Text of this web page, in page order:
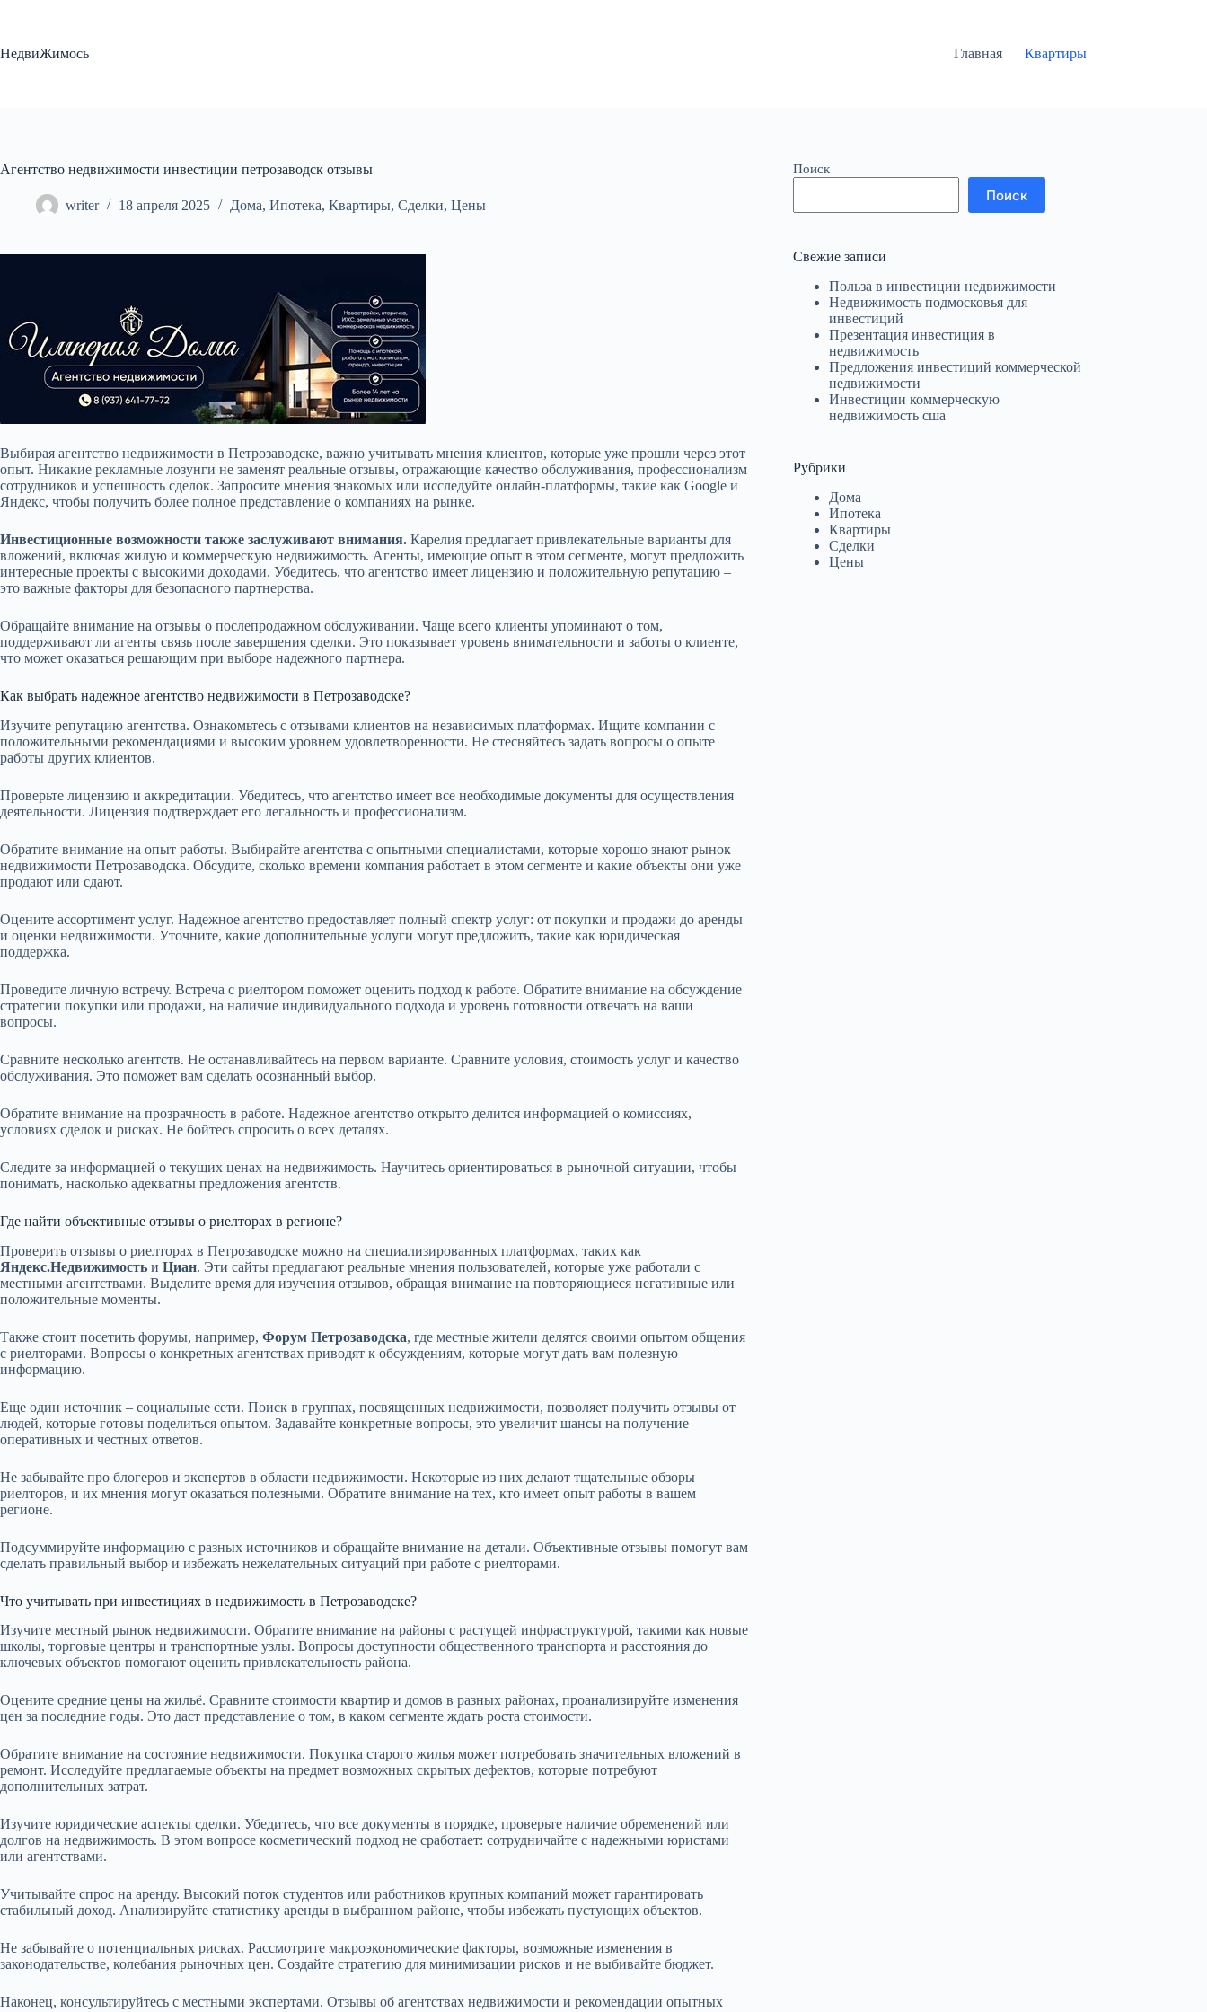
НедвиЖимось
Главная Квартиры
Агентство недвижимости инвестиции петрозаводск отзывы
writer 18 апреля 2025 Дома, Ипотека, Квартиры, Сделки, Цены
Выбирая агентство недвижимости в Петрозаводске, важно учитывать мнения клиентов, которые уже прошли через этот
опыт. Никакие рекламные лозунги не заменят реальные отзывы, отражающие качество обслуживания, профессионализм
сотрудников и успешность сделок. Запросите мнения знакомых или исследуйте онлайн-платформы, такие как Google и
Яндекс, чтобы получить более полное представление о компаниях на рынке.
Инвестиционные возможности также заслуживают внимания. Карелия предлагает привлекательные варианты для
вложений, включая жилую и коммерческую недвижимость. Агенты, имеющие опыт в этом сегменте, могут предложить
интересные проекты с высокими доходами. Убедитесь, что агентство имеет лицензию и положительную репутацию –
это важные факторы для безопасного партнерства.
Обращайте внимание на отзывы о послепродажном обслуживании. Чаще всего клиенты упоминают о том,
поддерживают ли агенты связь после завершения сделки. Это показывает уровень внимательности и заботы о клиенте,
что может оказаться решающим при выборе надежного партнера.
Как выбрать надежное агентство недвижимости в Петрозаводске?
Изучите репутацию агентства. Ознакомьтесь с отзывами клиентов на независимых платформах. Ищите компании с
положительными рекомендациями и высоким уровнем удовлетворенности. Не стесняйтесь задать вопросы о опыте
работы других клиентов.
Проверьте лицензию и аккредитации. Убедитесь, что агентство имеет все необходимые документы для осуществления
деятельности. Лицензия подтверждает его легальность и профессионализм.
Обратите внимание на опыт работы. Выбирайте агентства с опытными специалистами, которые хорошо знают рынок
недвижимости Петрозаводска. Обсудите, сколько времени компания работает в этом сегменте и какие объекты они уже
продают или сдают.
Оцените ассортимент услуг. Надежное агентство предоставляет полный спектр услуг: от покупки и продажи до аренды
и оценки недвижимости. Уточните, какие дополнительные услуги могут предложить, такие как юридическая
поддержка.
Проведите личную встречу. Встреча с риелтором поможет оценить подход к работе. Обратите внимание на обсуждение
стратегии покупки или продажи, на наличие индивидуального подхода и уровень готовности отвечать на ваши
вопросы.
Сравните несколько агентств. Не останавливайтесь на первом варианте. Сравните условия, стоимость услуг и качество
обслуживания. Это поможет вам сделать осознанный выбор.
Обратите внимание на прозрачность в работе. Надежное агентство открыто делится информацией о комиссиях,
условиях сделок и рисках. Не бойтесь спросить о всех деталях.
Следите за информацией о текущих ценах на недвижимость. Научитесь ориентироваться в рыночной ситуации, чтобы
понимать, насколько адекватны предложения агентств.
Где найти объективные отзывы о риелторах в регионе?
Проверить отзывы о риелторах в Петрозаводске можно на специализированных платформах, таких как
Яндекс.Недвижимость и Циан. Эти сайты предлагают реальные мнения пользователей, которые уже работали с
местными агентствами. Выделите время для изучения отзывов, обращая внимание на повторяющиеся негативные или
положительные моменты.
Также стоит посетить форумы, например, Форум Петрозаводска, где местные жители делятся своими опытом общения
с риелторами. Вопросы о конкретных агентствах приводят к обсуждениям, которые могут дать вам полезную
информацию.
Еще один источник – социальные сети. Поиск в группах, посвященных недвижимости, позволяет получить отзывы от
людей, которые готовы поделиться опытом. Задавайте конкретные вопросы, это увеличит шансы на получение
оперативных и честных ответов.
Не забывайте про блогеров и экспертов в области недвижимости. Некоторые из них делают тщательные обзоры
риелторов, и их мнения могут оказаться полезными. Обратите внимание на тех, кто имеет опыт работы в вашем
регионе.
Подсуммируйте информацию с разных источников и обращайте внимание на детали. Объективные отзывы помогут вам
сделать правильный выбор и избежать нежелательных ситуаций при работе с риелторами.
Что учитывать при инвестициях в недвижимость в Петрозаводске?
Изучите местный рынок недвижимости. Обратите внимание на районы с растущей инфраструктурой, такими как новые
школы, торговые центры и транспортные узлы. Вопросы доступности общественного транспорта и расстояния до
ключевых объектов помогают оценить привлекательность района.
Оцените средние цены на жильё. Сравните стоимости квартир и домов в разных районах, проанализируйте изменения
цен за последние годы. Это даст представление о том, в каком сегменте ждать роста стоимости.
Обратите внимание на состояние недвижимости. Покупка старого жилья может потребовать значительных вложений в
ремонт. Исследуйте предлагаемые объекты на предмет возможных скрытых дефектов, которые потребуют
дополнительных затрат.
Изучите юридические аспекты сделки. Убедитесь, что все документы в порядке, проверьте наличие обременений или
долгов на недвижимость. В этом вопросе косметический подход не сработает: сотрудничайте с надежными юристами
или агентствами.
Учитывайте спрос на аренду. Высокий поток студентов или работников крупных компаний может гарантировать
стабильный доход. Анализируйте статистику аренды в выбранном районе, чтобы избежать пустующих объектов.
Не забывайте о потенциальных рисках. Рассмотрите макроэкономические факторы, возможные изменения в
законодательстве, колебания рыночных цен. Создайте стратегию для минимизации рисков и не выбивайте бюджет.
Наконец, консультируйтесь с местными экспертами. Отзывы об агентствах недвижимости и рекомендации опытных
Поиск
Поиск
Свежие записи
Польза в инвестиции недвижимости
Недвижимость подмосковья для
инвестиций
Презентация инвестиция в
недвижимость
Предложения инвестиций коммерческой
недвижимости
Инвестиции коммерческую
недвижимость сша
Рубрики
Дома
Ипотека
Квартиры
Сделки
Цены